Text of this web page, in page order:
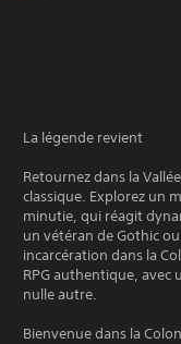
La légende revient
Retournez dans la
classique. Explorez un
minutie, qui réagit
un vétéran de Gothic
incarcération dans la
RPG authentique, avec
nulle autre.
Bienvenue dans la